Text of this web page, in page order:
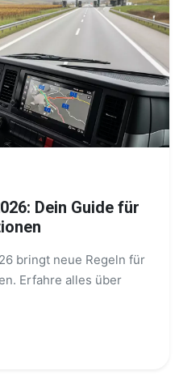
Dein Guide für
bringt neue Regeln für
Erfahre alles über